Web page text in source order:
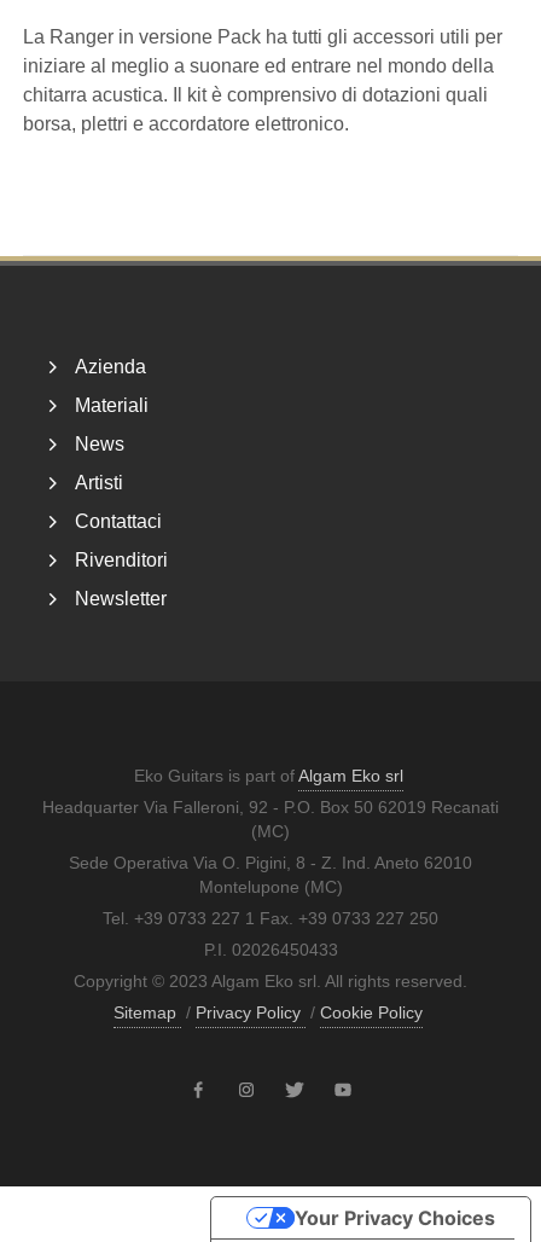
La Ranger in versione Pack ha tutti gli accessori utili per
iniziare al meglio a suonare ed entrare nel mondo della
chitarra acustica. Il kit è comprensivo di dotazioni quali
borsa, plettri e accordatore elettronico.
Azienda
Materiali
News
Artisti
Contattaci
Rivenditori
Newsletter
Eko Guitars is part ofAlgam Eko srl
Headquarter Via Falleroni, 92 - P.O. Box 50 62019 Recanati
(MC)
Sede Operativa Via O. Pigini, 8 - Z. Ind. Aneto 62010
Montelupone (MC)
Tel. +39 0733 227 1 Fax. +39 0733 227 250
P.I. 02026450433
Copyright © 2023 Algam Eko srl. All rights reserved.
Sitemap / Privacy Policy / Cookie Policy
Your Privacy Choices